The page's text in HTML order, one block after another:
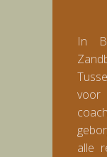
In
alle